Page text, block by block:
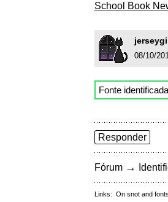
School Book
08/10/
Fonte
Responder
Fórum →
Links: On snot and fonts